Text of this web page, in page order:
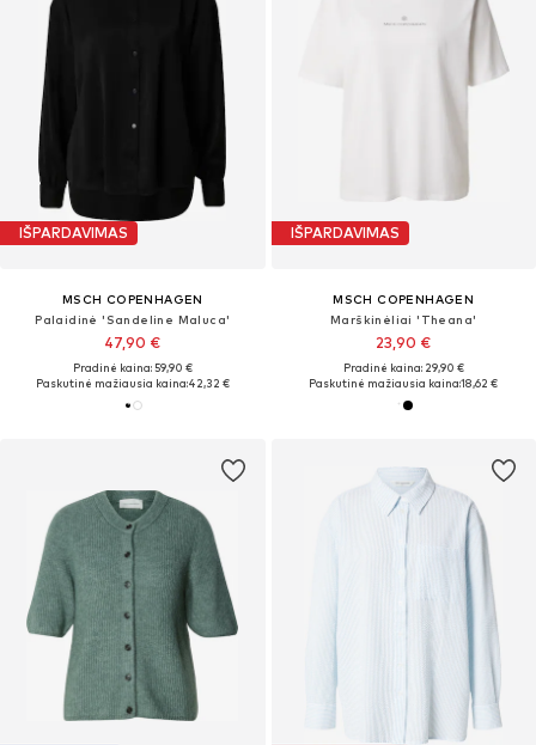
IŠPARDAVIMAS
MSCH COPENHAGEN
Palaidinė 'Sandeline Maluca'
47,90 €
Pradinė kaina: 59,90 €
Paskutinė mažiausia kaina:42,32 €
IŠPARDAVIMAS
MSCH COPENHAGEN
Marškinėliai 'Theana'
23,90 €
Pradinė kaina: 29,90 €
Paskutinė mažiausia kaina:18,62 €